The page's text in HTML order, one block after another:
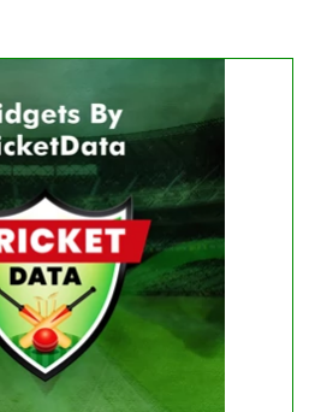
matches found.
recent results
See fixtures